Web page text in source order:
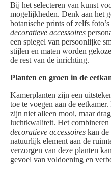
Bij het selecteren van kunst
mogelijkheden. Denk aan het
botanische prints of zelfs
decoratieve accessoires
een spiegel van persoonlijke
stijlen en maten worden
de rest van de inrichting.
Planten en groen in de
Kamerplanten zijn een
toe te voegen aan de
zijn niet alleen mooi, maar
luchtkwaliteit. Het combineren
decoratieve accessoires kan de
natuurlijk element aan de
verzorgen van deze planten
gevoel van voldoening en